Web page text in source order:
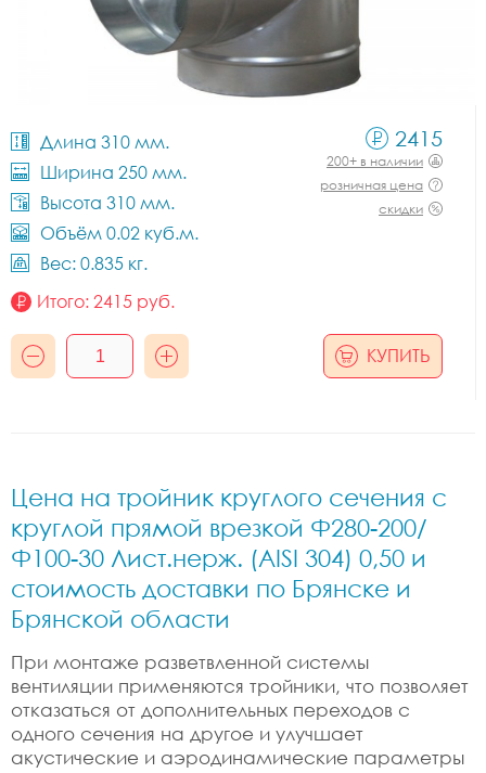
Длина 310 мм.
Ширина 250 мм.
Высота 310 мм.
Объём 0.02 куб.м.
Вес: 0.835 кг.
2415
200+ в наличии
розничная цена
скидки
Итого: 2415 руб.
КУПИТЬ
Цена на тройник круглого сечения с
круглой прямой врезкой Ф280-200/
Ф100-30 Лист.нерж. (AISI 304) 0,50 и
стоимость доставки по Брянске и
Брянской области
При монтаже разветвленной системы
вентиляции применяются тройники, что позволяет
отказаться от дополнительных переходов с
одного сечения на другое и улучшает
акустические и аэродинамические параметры